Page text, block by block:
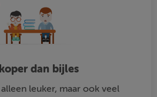
dan bijles
leuker, maar ook veel